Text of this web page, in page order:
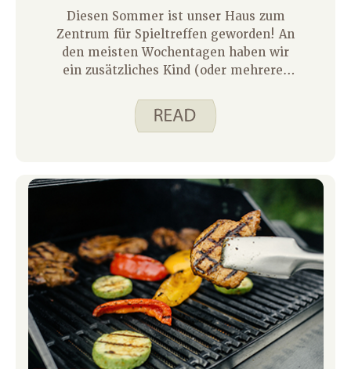
Diesen Sommer ist unser Haus zum
Zentrum für Spieltreffen geworden! An
den meisten Wochentagen haben wir
ein zusätzliches Kind (oder mehrere)
viel Siebenjährige in zwei Stunden
essen können, bis diesen Sommer! Bei
und Getränke griffbereit zu haben,
damit niemand hungrig das Haus